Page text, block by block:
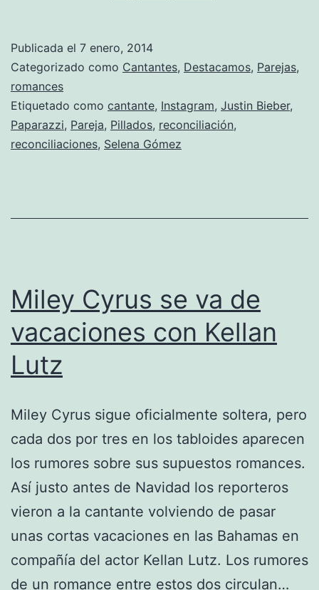
Selena
otra
vez
Publicada el 7 enero, 2014
Categorizado como Cantantes, Destacamos, Parejas,
romances
Etiquetado como cantante, Instagram, Justin Bieber,
Paparazzi, Pareja, Pillados, reconciliación,
reconciliaciones, Selena Gómez
Miley Cyrus se va de
vacaciones con Kellan
Lutz
Miley Cyrus sigue oficialmente soltera, pero
cada dos por tres en los tabloides aparecen
los rumores sobre sus supuestos romances.
Así justo antes de Navidad los reporteros
vieron a la cantante volviendo de pasar
unas cortas vacaciones en las Bahamas en
compañía del actor Kellan Lutz. Los rumores
de un romance entre estos dos circulan…